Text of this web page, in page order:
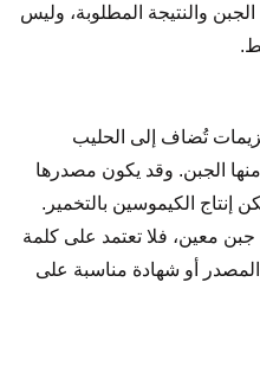
والنتيجة المطلوبة، وليس
تُضاف إلى الحليب
منها الجبن. وقد يكون مصدرها
إنتاج الكيموسين بالتخمير.
معين، فلا تعتمد على كلمة
أو شهادة مناسبة على